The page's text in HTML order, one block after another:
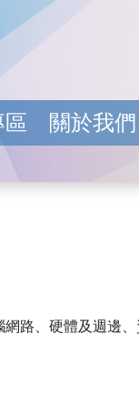
關於我們
路、硬體及週邊